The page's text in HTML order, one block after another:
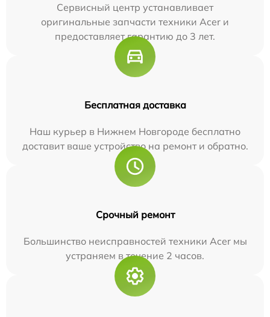
Сервисный центр устанавливает
оригинальные запчасти техники Acer и
предоставляет гарантию до 3 лет.
Бесплатная доставка
Наш курьер в Нижнем Новгороде бесплатно
доставит ваше устройство на ремонт и обратно.
Срочный ремонт
Большинство неисправностей техники Acer мы
устраняем в течение 2 часов.